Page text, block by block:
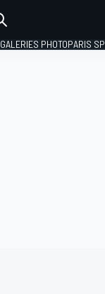
GALERIES PHOTOPARIS